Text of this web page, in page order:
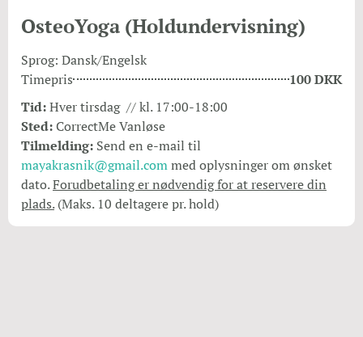
OsteoYoga (Holdundervisning)
Sprog: Dansk/Engelsk
Timepris
100 DKK
Tid:Hver tirsdag // kl. 17:00-18:00
Sted:CorrectMe Vanløse
Tilmelding: Send en e-mail til
mayakrasnik@gmail.commed oplysninger om ønsket
dato.Forudbetaling er nødvendig for at reservere din
plads.(Maks. 10 deltagere pr. hold)